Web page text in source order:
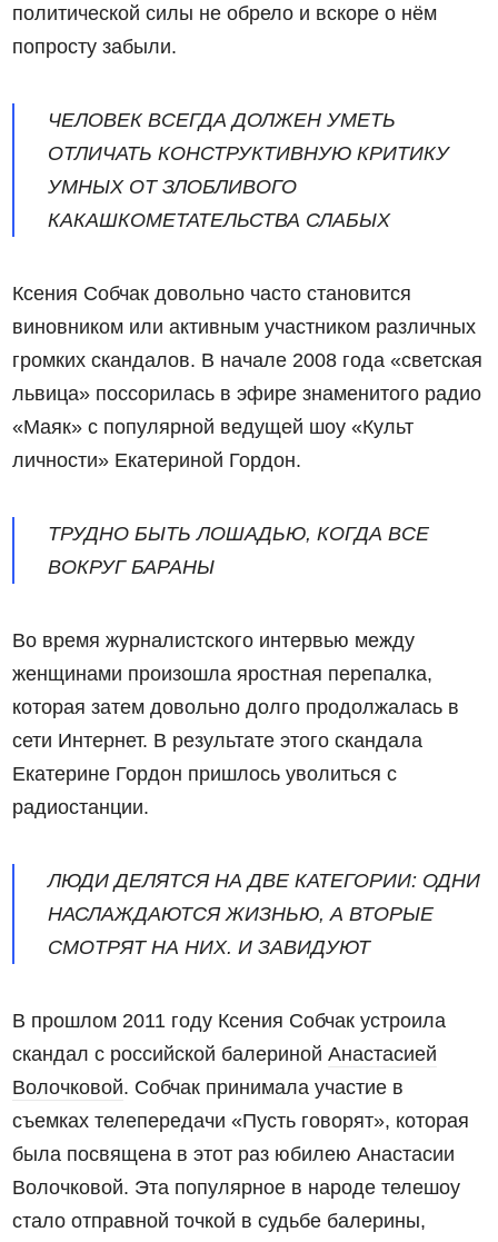
политической силы не обрело и вскоре о нём
попросту забыли.
ЧЕЛОВЕК ВСЕГДА ДОЛЖЕН УМЕТЬ
ОТЛИЧАТЬ КОНСТРУКТИВНУЮ КРИТИКУ
УМНЫХ ОТ ЗЛОБЛИВОГО
КАКАШКОМЕТАТЕЛЬСТВА СЛАБЫХ
Ксения Собчак довольно часто становится
виновником или активным участником различных
громких скандалов. В начале 2008 года «светская
львица» поссорилась в эфире знаменитого радио
«Маяк» с популярной ведущей шоу «Культ
личности» Екатериной Гордон.
ТРУДНО БЫТЬ ЛОШАДЬЮ, КОГДА ВСЕ
ВОКРУГ БАРАНЫ
Во время журналистского интервью между
женщинами произошла яростная перепалка,
которая затем довольно долго продолжалась в
сети Интернет. В результате этого скандала
Екатерине Гордон пришлось уволиться с
радиостанции.
ЛЮДИ ДЕЛЯТСЯ НА ДВЕ КАТЕГОРИИ: ОДНИ
НАСЛАЖДАЮТСЯ ЖИЗНЬЮ, А ВТОРЫЕ
СМОТРЯТ НА НИХ. И ЗАВИДУЮТ
В прошлом 2011 году Ксения Собчак устроила
скандал с российской балеринойАнастасией
Волочковой. Собчак принимала участие в
съемках телепередачи «Пусть говорят», которая
была посвящена в этот раз юбилею Анастасии
Волочковой. Эта популярное в народе телешоу
стало отправной точкой в судьбе балерины,